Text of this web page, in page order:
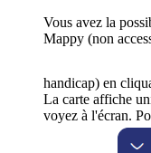
Vous avez la
Mappy (non
handicap) en
La carte affiche
voyez à l'écran.